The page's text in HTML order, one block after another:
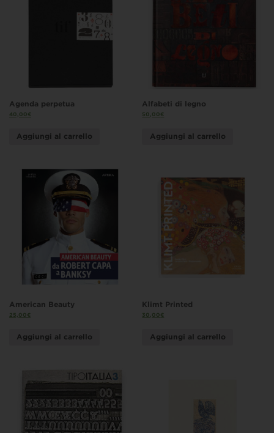
Agenda perpetua
40,00€
Aggiungi al carrello
Alfabeti di legno
50,00€
Aggiungi al carrello
American Beauty
25,00€
Aggiungi al carrello
Klimt Printed
30,00€
Aggiungi al carrello